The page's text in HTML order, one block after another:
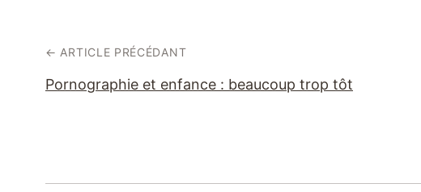
← ARTICLE PRÉCÉDANT
Pornographie et enfance : beaucoup trop tôt